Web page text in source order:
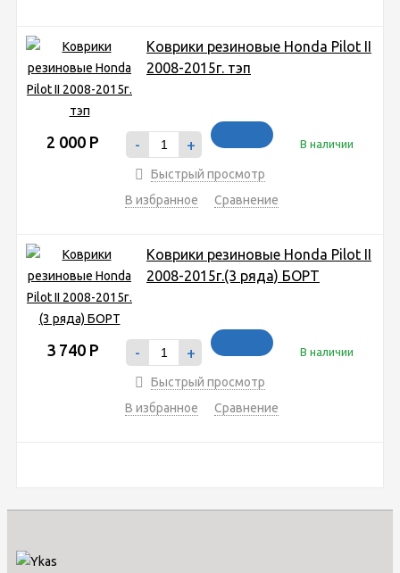
Коврики резиновые Honda Pilot II
2008-2015г. тэп
2 000 Р - + В наличии
Быстрый просмотр
В избранное
Сравнение
Коврики резиновые Honda Pilot II
2008-2015г.(3 ряда) БОРТ
3 740 Р - + В наличии
Быстрый просмотр
В избранное
Сравнение